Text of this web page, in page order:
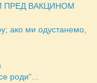
ПРЕД ВАКЦИНОМ
ако ми одустанемо,
роди“...